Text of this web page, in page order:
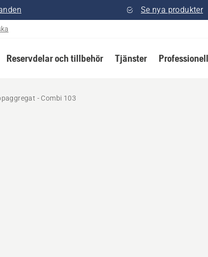
Se nya produkter
Reservdelar och tillbehör Tjänster
- Combi 103